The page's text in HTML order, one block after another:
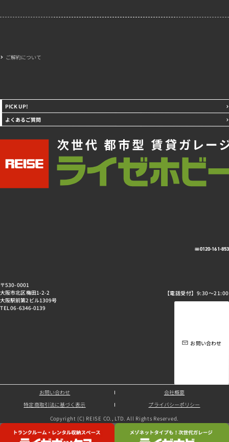
〒530-0001
大阪市北区梅田1-2-2
大阪駅前第2ビル1309号
TEL 06-6346-0139
0120-161-853
【電話受付】9:30～21:00
お問い合わせ
ご解約について
PICK UP!
よくあるご質問
お問い合わせ 会社概要
特定商取引法に基づく表示 プライバシーポリシー
Copyright (C) REISE CO., LTD. All Rights Reserved.